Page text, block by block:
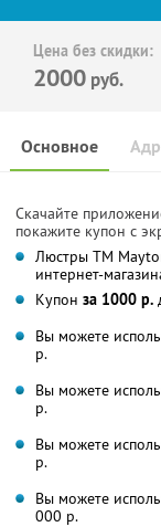
Цена без скидки:
2000 руб.
Основное
Скачайте
покажите купон с
Люстры ТМ
интернет-
Купон за 1000 р.
Вы можете
р.
Вы можете
р.
Вы можете
р.
Вы можете
000 р.